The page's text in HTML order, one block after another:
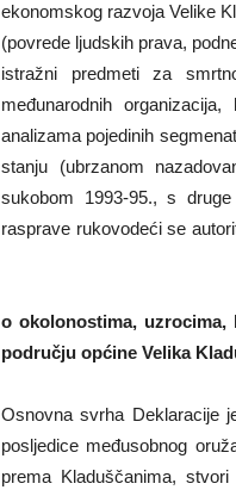
ekonomskog razvoja Velike
(povrede ljudskih prava,
istražni predmeti za
međunarodnih
analizama pojedinih
stanju (ubrzanom
sukobom 1993-95., s
rasprave rukovodeći se
o okolonostima,
području općine Velika
Osnovna svrha Deklaracije
posljedice međusobnog
prema Kladuščanima,